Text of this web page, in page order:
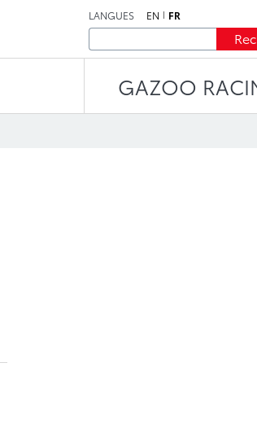
LANGUES EN FR
GAZOO